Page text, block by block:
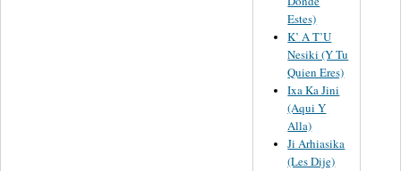
Estes)
K’ A T’U
Nesiki (Y Tu
Quien Eres)
Ixa Ka Jini
(Aqui Y
Alla)
Ji Arhiasika
(Les Dije)